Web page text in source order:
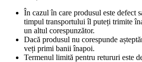
În cazul în care produsul este defect
timpul transportului îl puteți trimite
un altul corespunzător.
Dacă produsul nu corespunde
veți primi banii înapoi.
Termenul limită pentru retururi este